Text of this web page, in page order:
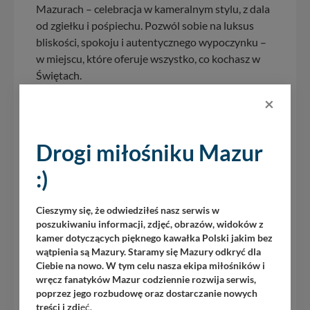
Mazurach – celebracja w kameralnym stylu, z dala
od zgiełku i pośpiechu. Pozwól sobie na luksus
bliskości, spokoju i autentycznego wypoczynku –
w miejscu, które oferuje wszystko, co kochasz w
Świętach.
Rodzinne Święta z dala od obowiązków – blisko
Zamień przedświąteczną gonitwę na wspólne
chwile w rodzinnym gronie – bez gotowania,
stresu i zakupów. W Amax Boutique Hotel czekają
Wieczerza Wigilijna i... prawdziwa radość dzieci na
widok Świętego Mikołaja. Bo najważniejsze w
Święta to być razem – my zadbamy o całą resztę.
Pakiet z atrakcjami obowiązuje w terminie 24-
28 grudnia 2025 roku
×
Drogi miłośniku Mazur
:)
Cieszymy się, że odwiedziłeś nasz serwis w
poszukiwaniu informacji, zdjęć, obrazów, widoków z
kamer dotyczących pięknego kawałka Polski jakim bez
wątpienia są Mazury. Staramy się Mazury odkryć dla
Ciebie na nowo. W tym celu nasza ekipa miłośników i
wręcz fanatyków Mazur codziennie rozwija serwis,
poprzez jego rozbudowę oraz dostarczanie nowych
treści i zdjęć.